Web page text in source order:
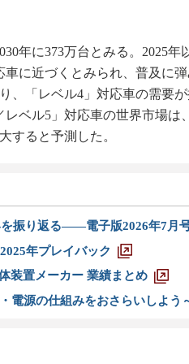
年に373万台とみる。2025年
に近づくとみられ、普及に
、「レベル4」対応車の需要が
ベル5」対応車の世界市場は
すると予測した。
を振り返る――電子版2026年7月
年プレイバック
装置メーカー 業績まとめ
電源の仕組みをおさらいしよう